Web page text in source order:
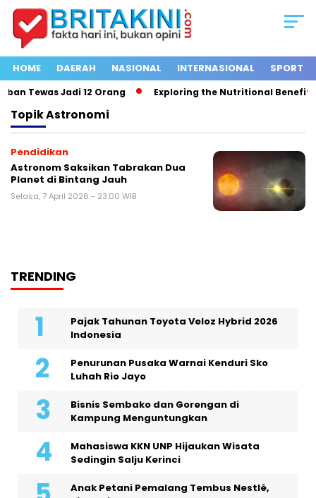
HOME DAERAH NASIONAL INTERNASIONAL SPORT
Tewas Jadi 12 Orang Exploring the Nutritional Benefits
TopikAstronomi
Pendidikan
Astronom Saksikan Tabrakan Dua
Planet di Bintang Jauh
Selasa, 7 April 2026 - 23:00 WIB
TRENDING
Pajak Tahunan Toyota Veloz Hybrid 2026
Indonesia
Penurunan Pusaka Warnai Kenduri Sko
Luhah Rio Jayo
Bisnis Sembako dan Gorengan di
Kampung Menguntungkan
Mahasiswa KKN UNP Hijaukan Wisata
Sedingin Salju Kerinci
Anak Petani Pemalang Tembus Nestlé,